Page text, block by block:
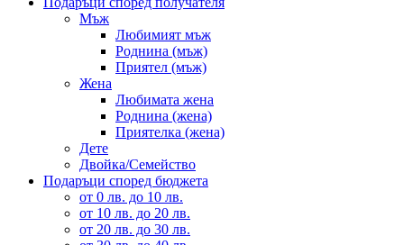
Мъж
Любимият мъж
Роднина (мъж)
Приятел (мъж)
Жена
Любимата жена
Роднина (жена)
Приятелка (жена)
Дете
Двойка/Семейство
Подаръци според бюджета
от 0 лв. до 10 лв.
от 10 лв. до 20 лв.
от 20 лв. до 30 лв.